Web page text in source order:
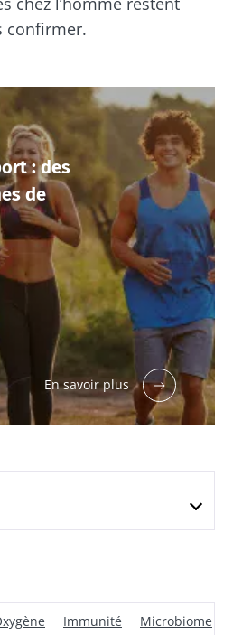
confirmer.
: des
de
En savoir plus
Immunité Microbiome